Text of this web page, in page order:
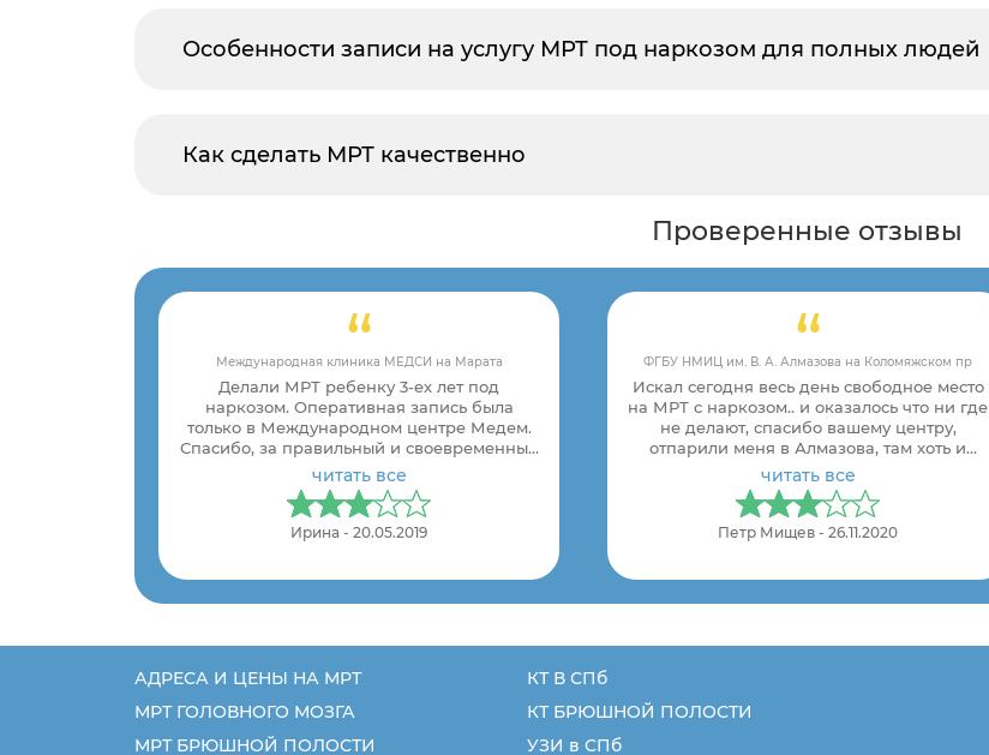
Особенности записи на услугу МРТ под наркозом для полных людей
Как сделать МРТ качественно
Проверенные отзывы
Международная клиника MЕДСИ на Марата
Делали МРТ ребенку 3-ех лет под
наркозом. Оперативная запись была
только в Международном центре Медем.
Спасибо, за правильный и своевременный
диагноз.
читать все
Ирина - 20.05.2019
ФГБУ НМИЦ им. В. А. Алмазова на Коломяжском пр
Искал сегодня весь день свободное место
на МРТ с наркозом.. и оказалось что ни где
не делают, спасибо вашему центру,
отпарили меня в Алмазова, там хоть и
через неделю - но делают! спасибо!
читать все
Петр Мищев - 26.11.2020
АДРЕСА И ЦЕНЫ НА МРТ
КТ В СПб
МРТ ГОЛОВНОГО МОЗГА
КТ БРЮШНОЙ ПОЛОСТИ
МРТ БРЮШНОЙ ПОЛОСТИ
УЗИ в СПб